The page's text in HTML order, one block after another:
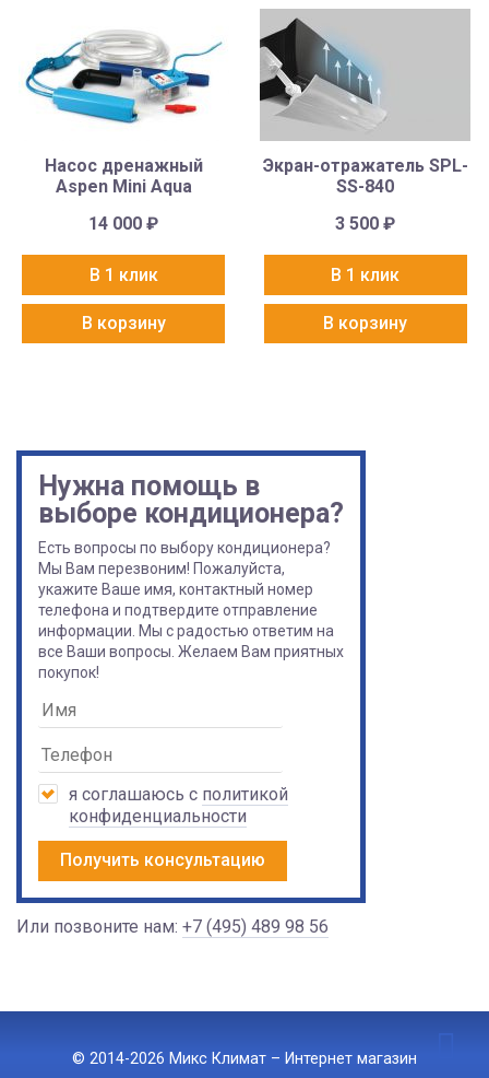
Насос дренажный
Aspen Mini Aqua
14 000₽
В 1 клик
В корзину
Экран-отражатель SPL-
SS-840
3 500₽
В 1 клик
В корзину
Нужна помощь в
выборе кондиционера?
Есть вопросы по выбору кондиционера?
Мы Вам перезвоним! Пожалуйста,
укажите Ваше имя, контактный номер
телефона и подтвердите отправление
информации. Мы с радостью ответим на
все Ваши вопросы. Желаем Вам приятных
покупок!
я соглашаюсь с политикой
конфиденциальности
Получить консультацию
Или позвоните нам: +7 (495) 489 98 56
© 2014-2026 Микс Климат – Интернет магазин